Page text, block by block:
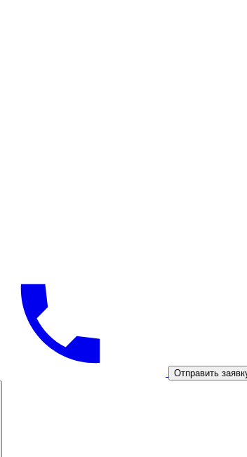
Отправить